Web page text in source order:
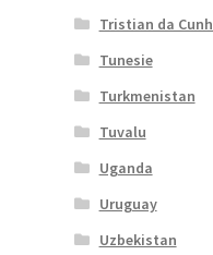
Tristian da
Tunesie
Turkmenistan
Tuvalu
Uganda
Uruguay
Uzbekistan